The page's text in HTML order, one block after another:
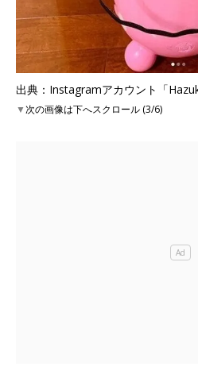
出典：Instagramアカウント「
▼次の画像は下へスクロール (3/6)